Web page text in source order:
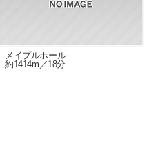
メイプルホール
約1414m／18分